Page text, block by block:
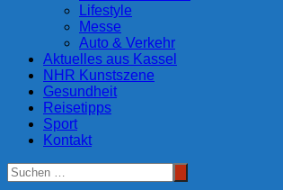
Lifestyle
Messe
Auto & Verkehr
Aktuelles aus Kassel
NHR Kunstszene
Gesundheit
Reisetipps
Sport
Kontakt